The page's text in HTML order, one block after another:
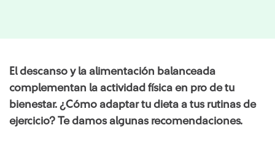
El descanso y la alimentación balanceada
complementan la actividad física en pro de tu
bienestar. ¿Cómo adaptar tu dieta a tus rutinas de
ejercicio? Te damos algunas recomendaciones.